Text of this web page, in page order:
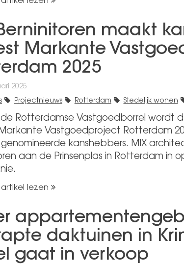
maakt
Markante
2025
2025
Projectnieuws Rotterdam Stedelijk wonen
de Rotterdamse Vastgoedborrel wordt
Vastgoedproject Rotterdam
kanshebbers. MIX
aan de Prinsenplas in Rotterdam in
lezen
daktuinen in
gaat in verkoop